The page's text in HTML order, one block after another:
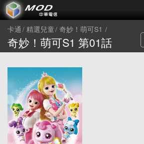
卡通 精選兒童 奇妙！萌可S1
奇妙！萌可S1 第01話